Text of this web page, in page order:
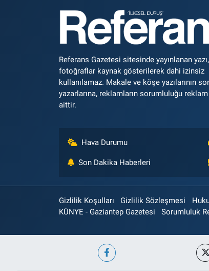
Referans Gazetesi sitesinde yayınlanan
fotoğraflar kaynak gösterilerek dahi izinsiz
kullanılamaz. Makale ve köşe yazılarının
yazarlarına, reklamların sorumluluğu
aittir.
Hava Durumu
Son Dakika Haberleri
Gizlilik Koşulları Gizlilik Sözleşmesi
KÜNYE - Gaziantep Gazetesi
Sorumluluk